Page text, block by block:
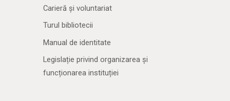
Carieră și voluntariat
Turul bibliotecii
Manual de identitate
Legislație privind organizarea și
funcționarea instituției